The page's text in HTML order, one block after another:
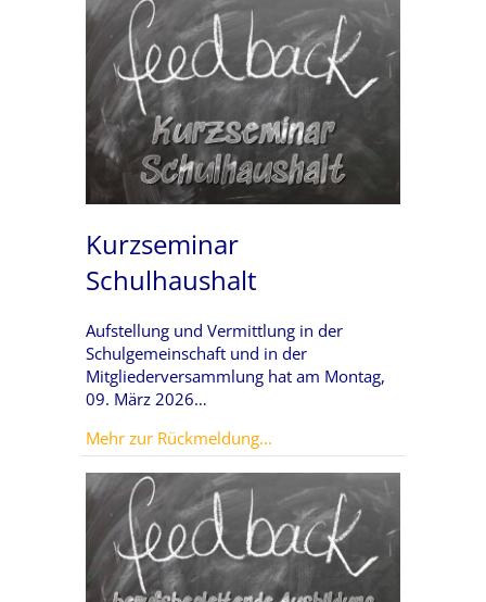
Kurzseminar
Schulhaushalt
Aufstellung und Vermittlung in der
Schulgemeinschaft und in der
Mitgliederversammlung hat am Montag,
09. März 2026…
Mehr zur Rückmeldung...